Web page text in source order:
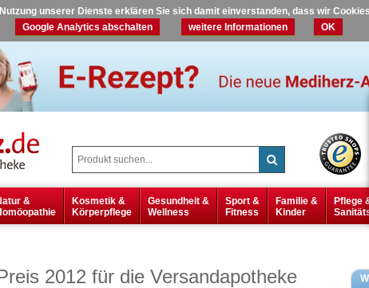
unserer Dienste erklären Sie sich damit einverstanden, dass wir
Google Analytics abschalten
weitere Informationen OK
&
Kosmetik &
Körperpflege
Gesundheit &
Wellness
Sport &
Fitness
Familie &
Kinder
Pflege
2012 für die Versandapotheke